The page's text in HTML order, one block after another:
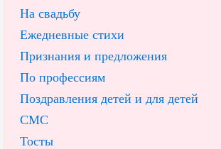
На свадьбу
Ежедневные стихи
Признания и предложения
По профессиям
Поздравления детей и для детей
СМС
Тосты